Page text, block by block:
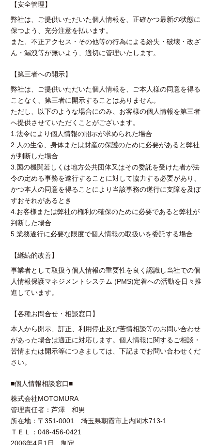
【安全管理】
弊社は、ご提供いただいた個人情報を、正確かつ最新の状態に
保つよう、充分注意を払います。
また、不正アクセス・その他等の行為による紛失・破壊・改ざ
ん・漏洩等が無いよう、適切に管理いたします。
【第三者への開示】
弊社は、ご提供いただいた個人情報を、ご本人様の同意を得る
ことなく、第三者に開示することはありません。
ただし、以下のような場合にのみ、お客様の個人情報を第三者
へ提供させていただくことがございます。
1.法令により個人情報の開示が求められた場合
2.人の生命、身体または財産の保護のために必要があると弊社
が判断した場合
3.国の機関若しくは地方公共団体又はその委託を受けた者が法
令の定める事務を遂行することに対して協力する必要があり、
かつ本人の同意を得ることにより当該事務の遂行に支障を及ぼ
すおそれがあるとき
4.お客様または弊社の権利の確保のために必要であると弊社が
判断した場合
5.業務遂行に必要な限度で個人情報の取扱いを委託する場合
【継続的改善】
事業者として取扱う個人情報の重要性を良く認識し当社での個
人情報保護マネジメントシステム (PMS)定着への活動を日々推
進しています。
【各種お問合せ・相談窓口】
本人から開示、訂正、利用停止及び苦情相談等のお問い合わせ
があった場合は適正に対応します。個人情報に関するご相談・
苦情または開示等につきましては、下記までお問い合わせくだ
さい。
■個人情報相談窓口■
株式会社MOTOMURA
管理責任者：芦澤 和男
所在地：〒351-0001 埼玉県朝霞市上内間木713-1
ＴＥＬ：048-456-0421
2006年4月1日 制定